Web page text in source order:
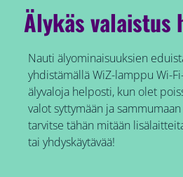
Älykäs valaistus
Nauti älyominaisuuksien
yhdistämällä WiZ-lamppu Wi-
älyvaloja helposti, kun olet
valot syttymään ja
tarvitse tähän mitään
tai yhdyskäytävää!